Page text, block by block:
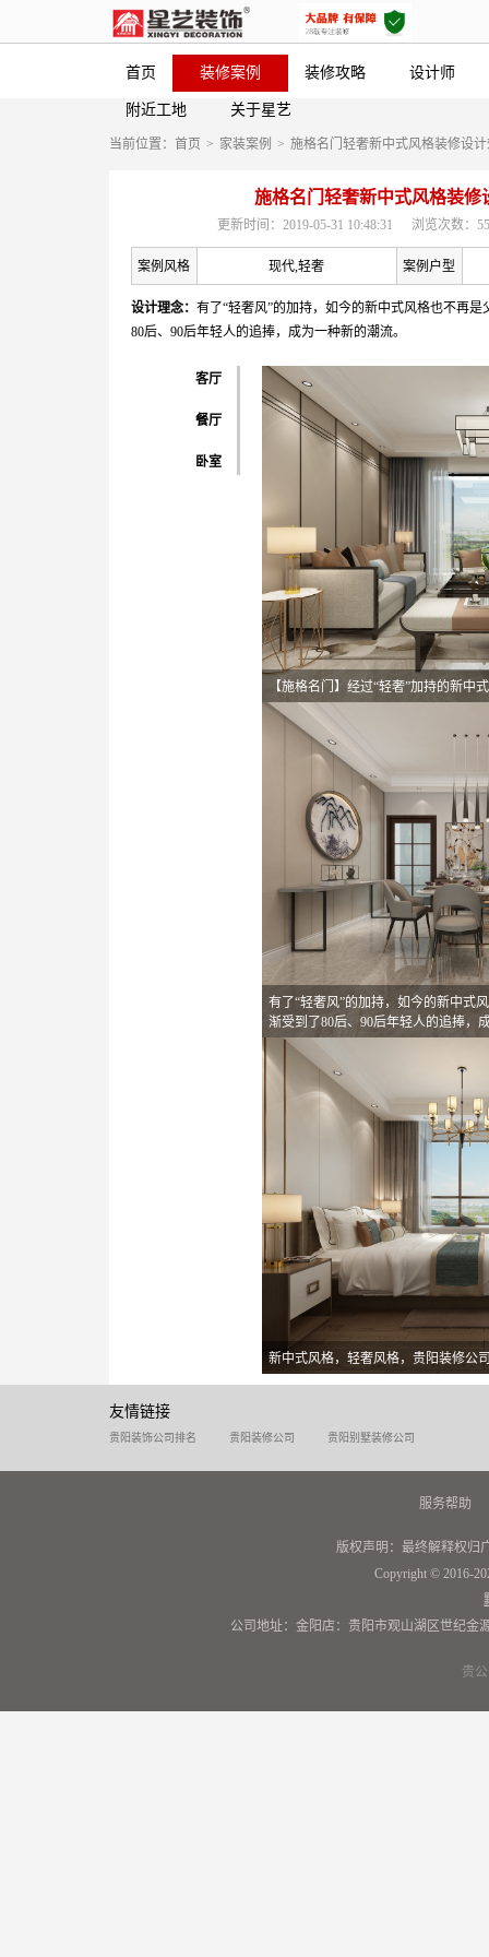
首页 装修案例 装修攻略 设计师
附近工地 关于星艺
当前位置： 首页 > 家装案例 > 施格名门轻奢新中式风格装修设
施格名门轻奢新中式风格装修
更新时间：2019-05-31 10:48:31 浏览次数：
案例风格 现代,轻奢 案例户型
设计理念： 有了“轻奢风”的加持，如今的新中式风格也不再
80后、90后年轻人的追捧，成为一种新的潮流。
客厅
餐厅
卧室
【施格名门】经过“轻奢”加持的新中
有了“轻奢风”的加持，如今的新中式
渐受到了80后、90后年轻人的追捧，
新中式风格，轻奢风格，贵阳装修公
友情链接
贵阳装饰公司排名 贵阳装修公司 贵阳别墅装修公司
服务帮助
版权声明：最终解释权归
Copyright © 2016-
公司地址：金阳店：贵阳市观山湖区世纪金
贵